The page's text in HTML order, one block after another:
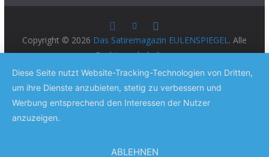
Copyright © 2026 Das Satiremagazin EULENSPIEGEL. Alle
Rechte vorbehalten.
Theme:ColorMag Provon ThemeGrill. Präsentiert von
WordPress.
Diese Seite nutzt Website-Tracking-Technologien von Dritten,
um ihre Dienste anzubieten, stetig zu verbessern und
Werbung entsprechend den Interessen der Nutzer
anzuzeigen.
ABLEHNEN